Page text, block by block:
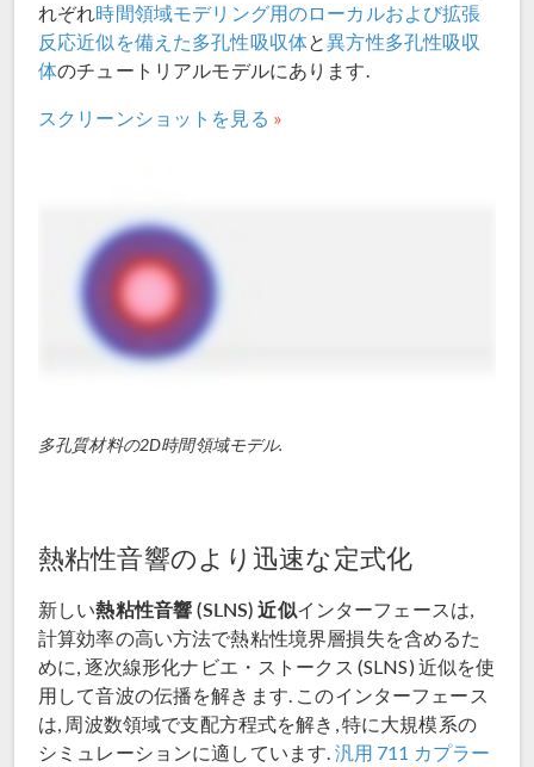
れぞれ時間領域モデリング用のローカルおよび拡張
反応近似を備えた多孔性吸収体と異方性多孔性吸収
体のチュートリアルモデルにあります.
スクリーンショットを見る
多孔質材料の2D時間領域モデル.
熱粘性音響のより迅速な定式化
新しい熱粘性音響 (SLNS) 近似インターフェースは,
計算効率の高い方法で熱粘性境界層損失を含めるた
めに, 逐次線形化ナビエ・ストークス (SLNS) 近似を使
用して音波の伝播を解きます. このインターフェース
は, 周波数領域で支配方程式を解き, 特に大規模系の
シミュレーションに適しています. 汎用 711 カプラー